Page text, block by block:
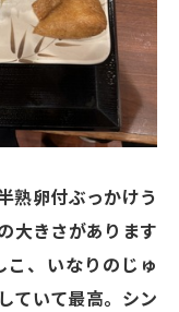
熟卵付ぶっかけう
大きさがあります
、いなりのじゅ
ていて最高。シン